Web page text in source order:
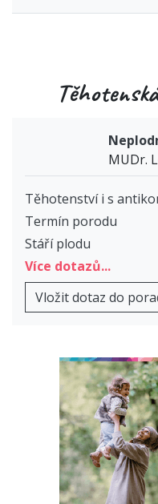
MUDr.
Těhotenství i s
Termín porodu
Stáří plodu
Více dotazů...
Vložit dotaz do